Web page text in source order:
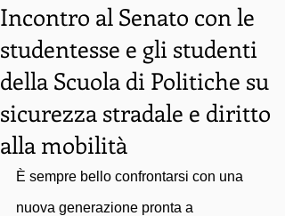
Incontro al Senato con le
studentesse e gli studenti
della Scuola di Politiche su
sicurezza stradale e diritto
alla mobilità
È sempre bello confrontarsi con una
nuova generazione pronta a